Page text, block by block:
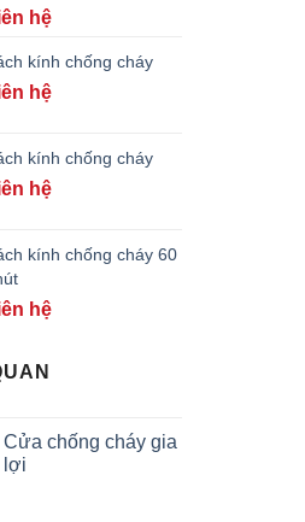
hệ
kính chống cháy
hệ
kính chống cháy
hệ
kính chống cháy 60
hệ
Cửa chống cháy gia
lợi